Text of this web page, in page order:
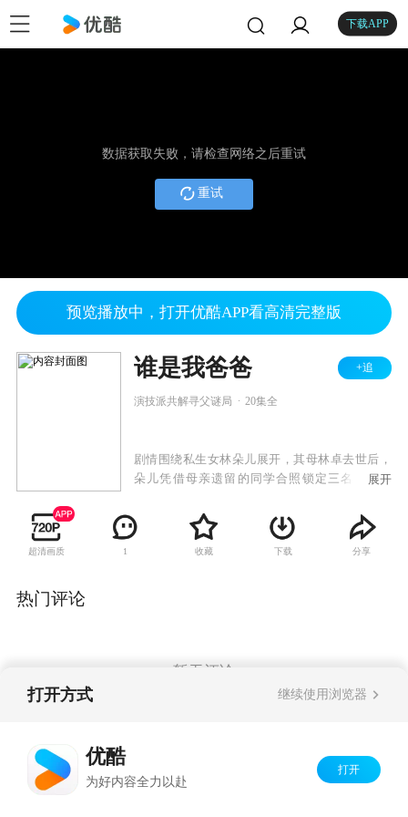
下载APP
数据获取失败，请检查网络之后重试
重试
预览播放中，打开优酷APP看高清完整版
谁是我爸爸 +追
演技派共解寻父谜局 20集全
剧情围绕私生女林朵儿展开，其母林卓去世后，
朵儿凭借母亲遗留的同学合照锁定三名嫌疑人
师王奇。她以复仇姿态闯入三人生活，引发三个
家庭的情感震荡。随着朵儿罹患尿毒症的真相曝
光，三位男性陷入抉择：颜效锋放弃仕途承认父
展开
超清画质 1 收藏 下载 分享
热门评论
暂无评论
打开方式 继续使用浏览器
优酷
为好内容全力以赴
打开